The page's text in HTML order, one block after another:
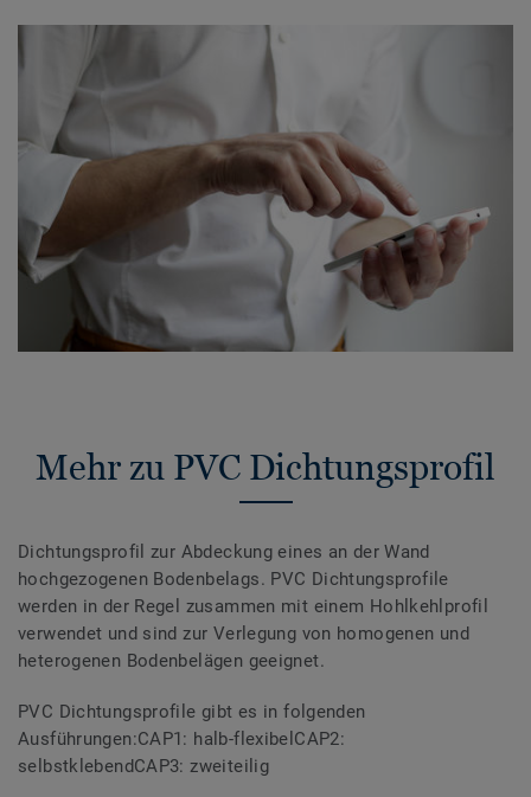
Mehr zu PVC Dichtungsprofil
Dichtungsprofil zur Abdeckung eines an der Wand
hochgezogenen Bodenbelags. PVC Dichtungsprofile
werden in der Regel zusammen mit einem Hohlkehlprofil
verwendet und sind zur Verlegung von homogenen und
heterogenen Bodenbelägen geeignet.
PVC Dichtungsprofile gibt es in folgenden
Ausführungen:CAP1: halb-flexibelCAP2:
selbstklebendCAP3: zweiteilig